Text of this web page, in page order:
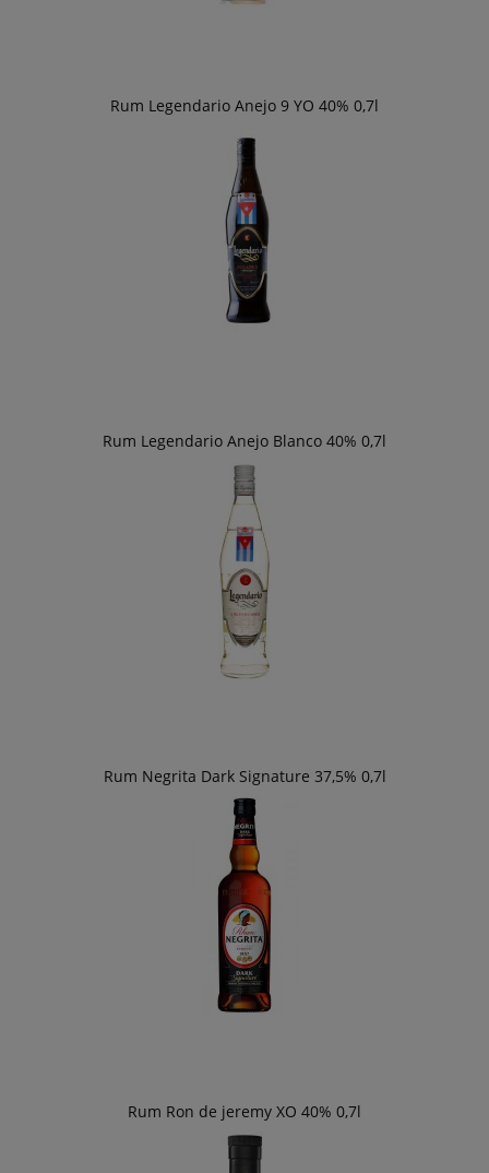
Rum Legendario Anejo 9 YO 40% 0,7l
Rum Legendario Anejo Blanco 40% 0,7l
Rum Negrita Dark Signature 37,5% 0,7l
Rum Ron de jeremy XO 40% 0,7l